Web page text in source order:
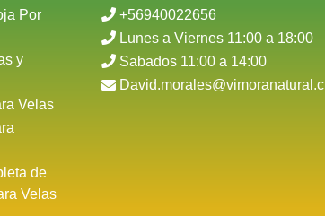
Por
y
Velas
de
Velas
+56940022656
Lunes a Viernes 11:00 a 18:00
Sabados 11:00 a 14:00
David.morales@vimoranatural.cl